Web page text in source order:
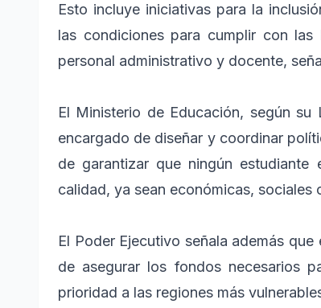
Esto incluye iniciativas para la
las condiciones para cumplir con
personal administrativo y docente,
El Ministerio de Educación, según
encargado de diseñar y coordinar
de garantizar que ningún
calidad, ya sean económicas, sociales
El Poder Ejecutivo señala además
de asegurar los fondos necesarios
prioridad a las regiones más